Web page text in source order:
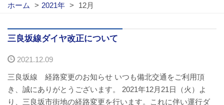
路線バス
路線図
定期券について
バスのご利用方法
ホーム > 2021年 > 12月
三良坂線ダイヤ改正について
2021.12.09
三良坂線 経路変更のお知らせ いつも備北交通をご利用頂
き、誠にありがとうございます。 2021年12月21日（火）よ
り、三良坂市街地の経路変更を行います。これに伴い運行ダ